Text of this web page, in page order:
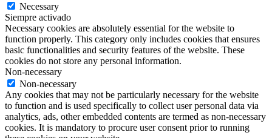
Necessary
Siempre activado
Necessary cookies are absolutely essential for the website to
function properly. This category only includes cookies that ensures
basic functionalities and security features of the website. These
cookies do not store any personal information.
Non-necessary
Non-necessary
Any cookies that may not be particularly necessary for the website
to function and is used specifically to collect user personal data via
analytics, ads, other embedded contents are termed as non-necessary
cookies. It is mandatory to procure user consent prior to running